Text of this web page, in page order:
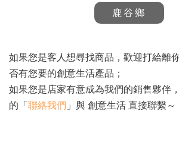
鹿谷鄉
如果您是客人想尋找商品，歡迎打給離
否有您要的創意生活產品；
如果您是店家有意成為我們的銷售夥伴
的「 聯絡我們 」與 創意生活 直接聯繫～